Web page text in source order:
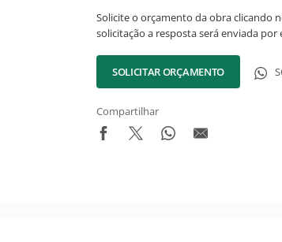
Solicite o orçamento da obra clicando
solicitação a resposta será enviada por
SOLICITAR ORÇAMENTO
Compartilhar